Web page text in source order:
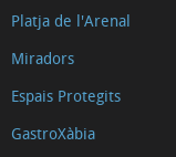
de
la
de
Xàbia
Platja de l'Arenal
Miradors
Espais Protegits
GastroXàbia